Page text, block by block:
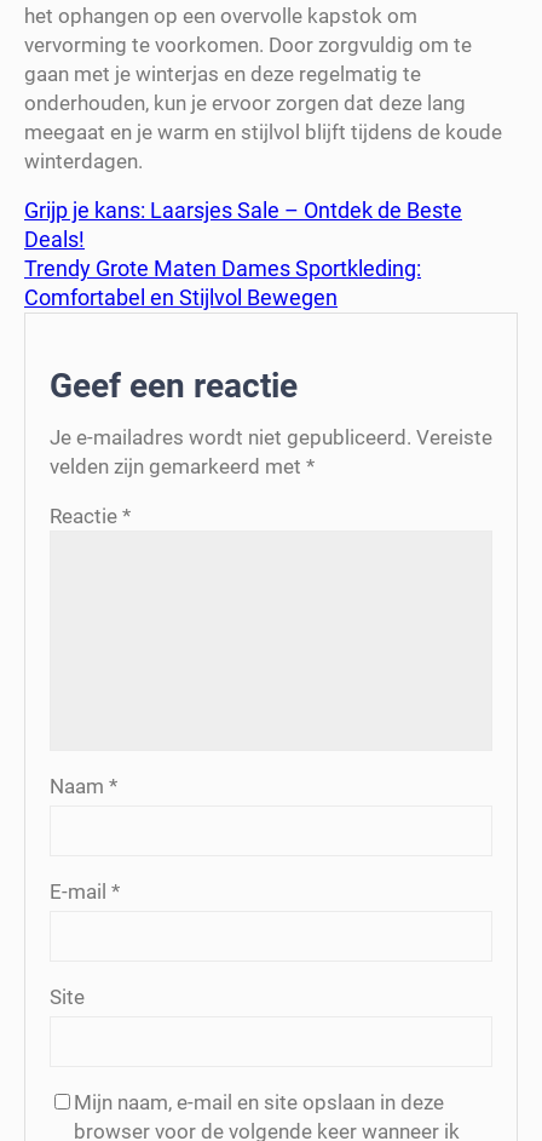
het ophangen op een overvolle kapstok om
vervorming te voorkomen. Door zorgvuldig om te
gaan met je winterjas en deze regelmatig te
onderhouden, kun je ervoor zorgen dat deze lang
meegaat en je warm en stijlvol blijft tijdens de koude
winterdagen.
Grijp je kans: Laarsjes Sale – Ontdek de Beste
Deals!
Trendy Grote Maten Dames Sportkleding:
Comfortabel en Stijlvol Bewegen
Geef een reactie
Je e-mailadres wordt niet gepubliceerd. Vereiste
velden zijn gemarkeerd met *
Reactie *
Naam *
E-mail *
Site
Mijn naam, e-mail en site opslaan in deze
browser voor de volgende keer wanneer ik